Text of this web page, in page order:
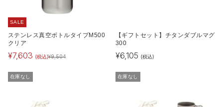
SALE
ステンレス真空ボトルタイプM500
クリア
¥7,603 (税込)¥9,504
【ギフトセット】チタンダブルマグ
300
¥6,105 (税込)
在庫なし 在庫なし